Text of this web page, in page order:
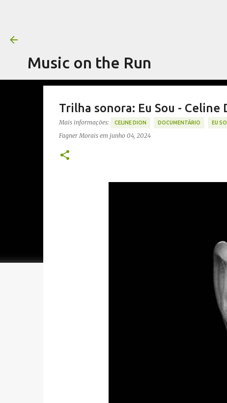
Music on the Run
Trilha sonora: Eu Sou - Celine
Mais informações: CELINE DION DOCUMENTÁRIO EU
Fagner Morais em junho 04, 2024